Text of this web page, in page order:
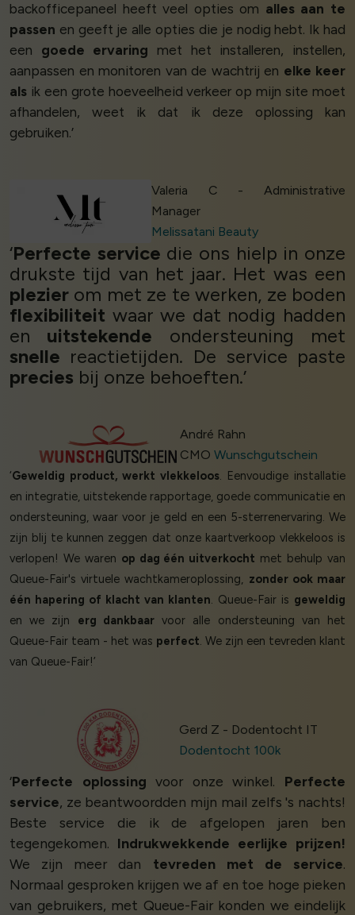
backofficepaneel heeft veel opties om alles aan te
passen en geeft je alle opties die je nodig hebt. Ik had
een goede ervaring met het installeren, instellen,
aanpassen en monitoren van de wachtrij en elke keer
als ik een grote hoeveelheid verkeer op mijn site moet
afhandelen, weet ik dat ik deze oplossing kan
gebruiken.’
Valeria C - Administrative
Manager
Melissatani Beauty
‘Perfecte service die ons hielp in onze
drukste tijd van het jaar. Het was een
plezier om met ze te werken, ze boden
flexibiliteit waar we dat nodig hadden
en uitstekende ondersteuning met
snelle reactietijden. De service paste
precies bij onze behoeften.’
André Rahn
CMO Wunschgutschein
‘Geweldig product, werkt vlekkeloos. Eenvoudige installatie
en integratie, uitstekende rapportage, goede communicatie en
ondersteuning, waar voor je geld en een 5-sterrenervaring. We
zijn blij te kunnen zeggen dat onze kaartverkoop vlekkeloos is
verlopen! We waren op dag één uitverkocht met behulp van
Queue-Fair's virtuele wachtkameroplossing, zonder ook maar
één hapering of klacht van klanten. Queue-Fair is geweldig
en we zijn erg dankbaarvoor alle ondersteuning van het
Queue-Fair team - het was perfect. We zijn een tevreden klant
van Queue-Fair!’
Gerd Z - Dodentocht IT
Dodentocht 100k
‘Perfecte oplossing voor onze winkel. Perfecte
service, ze beantwoordden mijn mail zelfs 's nachts!
Beste service die ik de afgelopen jaren ben
tegengekomen. Indrukwekkende eerlijke prijzen!
We zijn meer dan tevreden met de service.
Normaal gesproken krijgen we af en toe hoge pieken
van gebruikers, met Queue-Fair konden we eindelijk